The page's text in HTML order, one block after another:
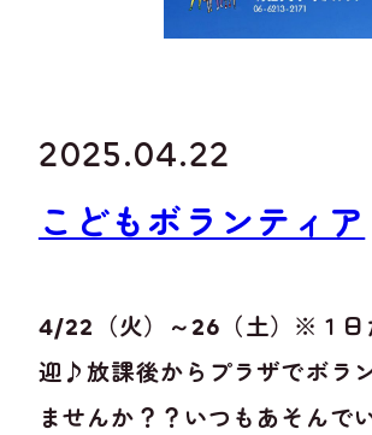
2025.04.22
こどもボランティア
4/22（火）～26（土）※１日
迎♪放課後からプラザでボラ
ませんか？？いつもあそんで